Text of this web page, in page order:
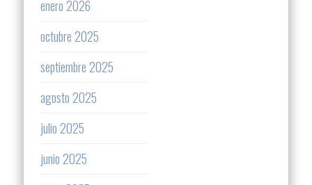
enero 2026
octubre 2025
septiembre 2025
agosto 2025
julio 2025
junio 2025